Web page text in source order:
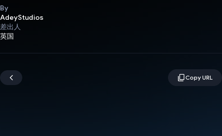
By
AdeyStudios
差出人
英国